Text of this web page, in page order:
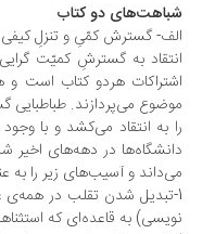
دو کتاب
گسترش کمّیِ و تنزلِ کیفی
به گسترشِ کمیّت گرایی
هردو کتاب است و هر
می‌پردازند. طباطبایی گسترش
به انتقاد می‌کشد و با وجود
در دهه‌های اخیر شده
و آسیب‌های زیر را به عنوان
تبدیل شدن تقلب در همه‌ی
به قاعده‌ای که استثناهای